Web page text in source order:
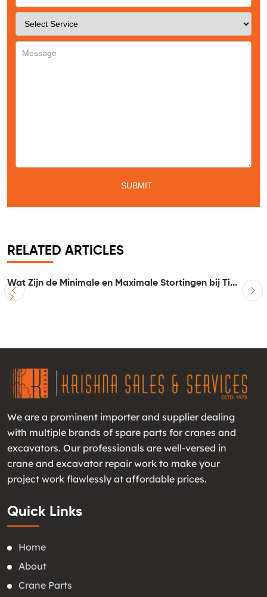
RELATED ARTICLES
Wat Zijn de Minimale en Maximale Stortingen bij Ti...
We are a prominent importer and supplier dealing
with multiple brands of spare parts for cranes and
excavators. Our professionals are well-versed in
crane and excavator repair work to make your
project work flawlessly at affordable prices.
Quick Links
Home
About
Crane Parts